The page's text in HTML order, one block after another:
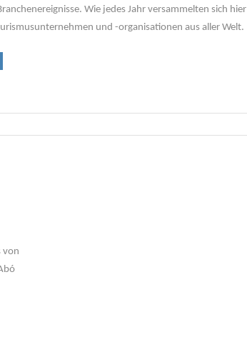
Wie jedes Jahr versammelten sich hier
und -organisationen aus aller Welt.
von